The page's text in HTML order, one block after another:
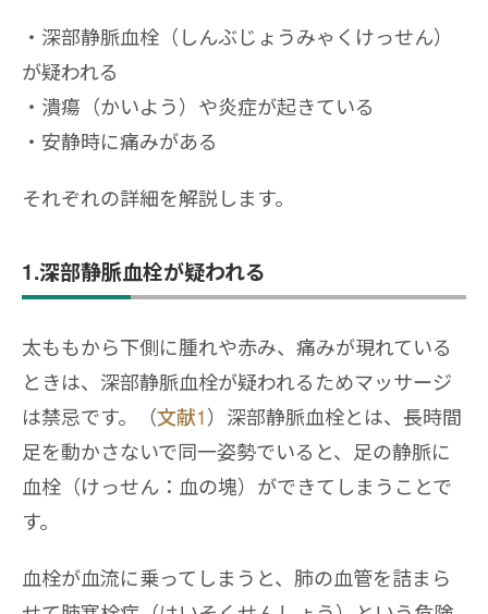
深部静脈血栓（しんぶじょうみゃくけっせん）
が疑われる
潰瘍（かいよう）や炎症が起きている
安静時に痛みがある
それぞれの詳細を解説します。
1.深部静脈血栓が疑われる
太ももから下側に腫れや赤み、痛みが現れている
ときは、深部静脈血栓が疑われるためマッサージ
は禁忌です。（文献1）深部静脈血栓とは、長時間
足を動かさないで同一姿勢でいると、足の静脈に
血栓（けっせん：血の塊）ができてしまうことで
す。
血栓が血流に乗ってしまうと、肺の血管を詰まら